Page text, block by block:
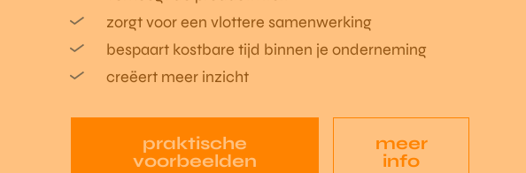
zorgt voor een vlottere samenwerking
bespaart kostbare tijd binnen je onderneming
creëert meer inzicht
praktische
voorbeelden
meer
info